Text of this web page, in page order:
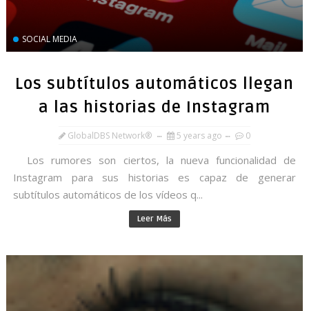
SOCIAL MEDIA
Los subtítulos automáticos llegan
a las historias de Instagram
GlobalDBS Network® 5 years ago 0
Los rumores son ciertos, la nueva funcionalidad de
Instagram para sus historias es capaz de generar
subtítulos automáticos de los vídeos q...
Leer Más